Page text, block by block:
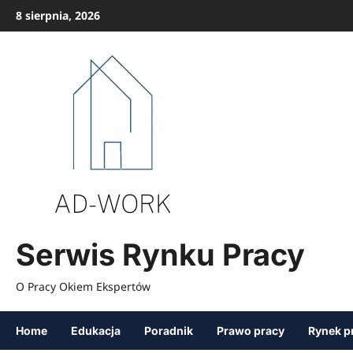
Przejdź8 sierpnia, 2026
Serwis Rynku Pracy
O Pracy Okiem Ekspertów
Home Edukacja Poradnik Prawo pracy Rynek